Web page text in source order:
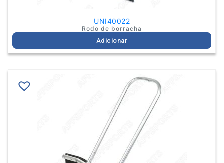
UNI40022
Rodo de borracha
Adicionar